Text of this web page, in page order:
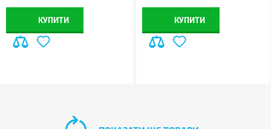
КУПИТИ КУПИТИ